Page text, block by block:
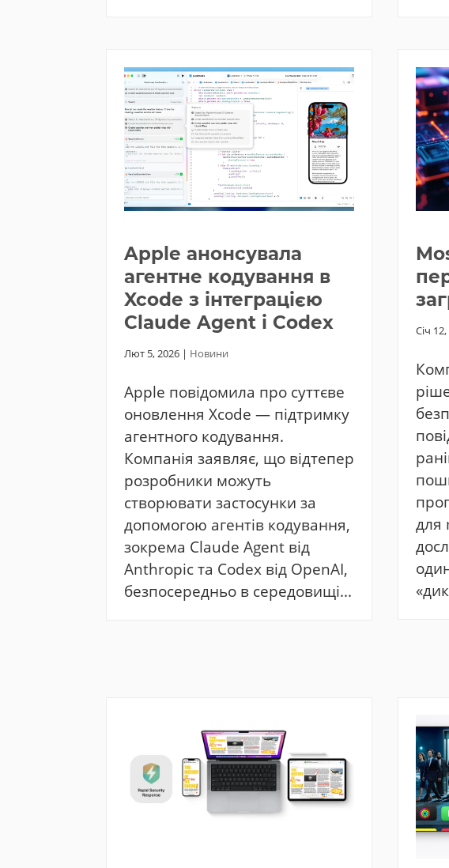
Apple анонсувала
агентне кодування в
Xcode з інтеграцією
Claude Agent і Codex
Лют 5, 2026| Новини
Apple повідомила про суттєве
оновлення Xcode — підтримку
агентного кодування.
Компанія заявляє, що відтепер
розробники можуть
створювати застосунки за
допомогою агентів кодування,
зокрема Claude Agent від
Anthropic та Codex від OpenAI,
безпосередньо в середовищі...
Січ
для